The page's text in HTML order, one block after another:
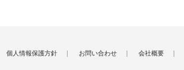
個人情報保護方針 お問い合わせ 会社概要